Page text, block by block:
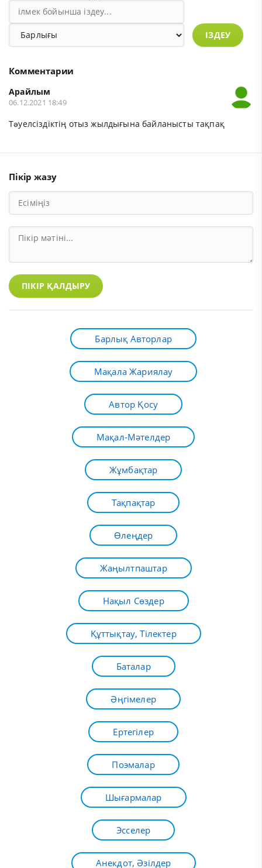
ІЗДЕУ
Комментарии
Арайлым
06.12.2021 18:49
Тəуелсіздіктің отыз жылдығына байланысты тақпақ
Пікір жазу
ПІКІР ҚАЛДЫРУ
Барлық Авторлар
Мақала Жариялау
Автор Қосу
Мақал-Мәтелдер
Жұмбақтар
Тақпақтар
Өлеңдер
Жаңылтпаштар
Нақыл Сөздер
Құттықтау, Тілектер
Баталар
Әңгімелер
Ертегілер
Поэмалар
Шығармалар
Эсселер
Анекдот, Әзілдер